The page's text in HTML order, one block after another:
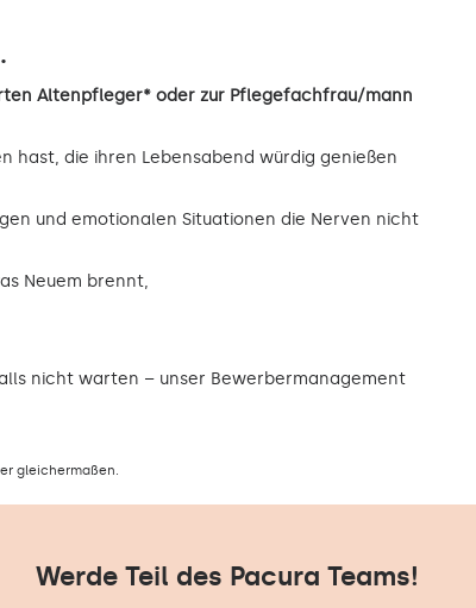
Altenpfleger* oder zur Pflegefachfrau/mann
hast, die ihren Lebensabend würdig genießen
und emotionalen Situationen die Nerven nicht
Neuem brennt,
nicht warten – unser Bewerbermanagement
gleichermaßen.
Werde Teil des Pacura Teams!